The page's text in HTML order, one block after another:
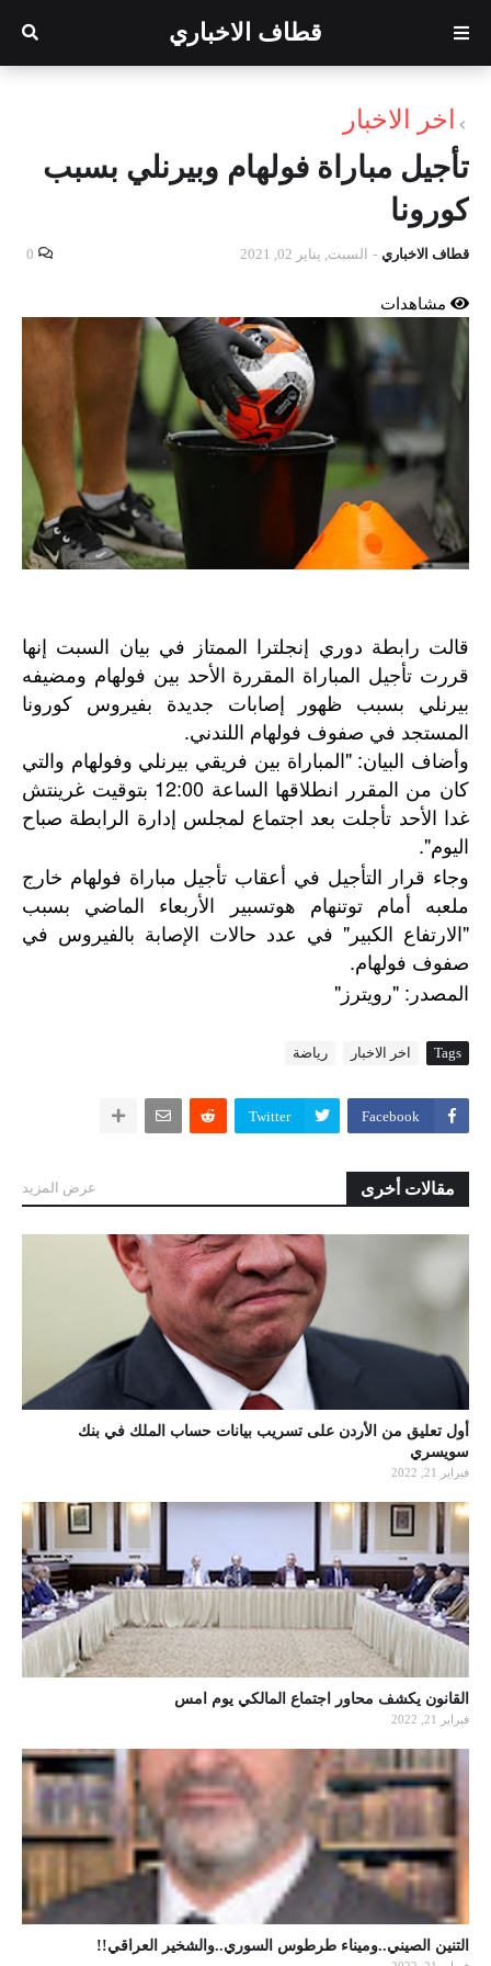
قطاف الاخباري
اخر الاخبار
تأجيل مباراة فولهام وبيرنلي بسبب
كورونا
قطاف الاخباري - السبت, يناير 02, 2021 0
مشاهدات
قالت رابطة دوري إنجلترا الممتاز في بيان السبت إنها
قررت تأجيل المباراة المقررة الأحد بين فولهام ومضيفه
بيرنلي بسبب ظهور إصابات جديدة بفيروس كورونا
المستجد في صفوف فولهام اللندني.
وأضاف البيان: "المباراة بين فريقي بيرنلي وفولهام والتي
كان من المقرر انطلاقها الساعة 12:00 بتوقيت غرينتش
غدا الأحد تأجلت بعد اجتماع لمجلس إدارة الرابطة صباح
اليوم".
وجاء قرار التأجيل في أعقاب تأجيل مباراة فولهام خارج
ملعبه أمام توتنهام هوتسبير الأربعاء الماضي بسبب
"الارتفاع الكبير" في عدد حالات الإصابة بالفيروس في
صفوف فولهام.
المصدر : "رويترز "
Tags اخر الاخبار رياضة
Facebook
Twitter
مقالات أخرى عرض المزيد
أول تعليق من الأردن على تسريب بيانات حساب الملك في بنك
سويسري
فبراير 21, 2022
القانون يكشف محاور اجتماع المالكي يوم امس
فبراير 21, 2022
التنين الصيني..وميناء طرطوس السوري..والشخير العراقي!!